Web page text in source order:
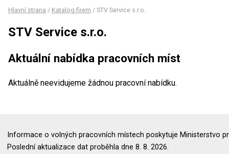
Hlavní strana / Katalog firem / STV Service s.r.o.
STV Service s.r.o.
Aktuální nabídka pracovních míst
Aktuálně neevidujeme žádnou pracovní nabídku.
Informace o volných pracovních místech poskytuje Ministerstvo
Poslední aktualizace dat proběhla dne 8. 8. 2026.